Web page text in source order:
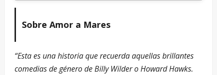
Sobre Amor a Mares
“Esta es una historia que recuerda aquellas brillantes
comedias de género de Billy Wilder o Howard Hawks.